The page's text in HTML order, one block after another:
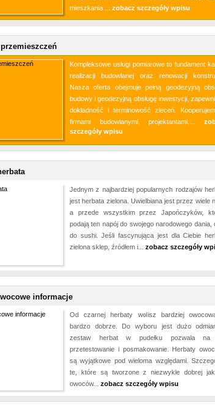
mieszkania ... zobacz szczegóły wpisu
Kompleksowe usługi pomiarowe to fundament
realizacji budowlanej oraz renowacji
Nasza oferta obejmuje pełną geodezyjną
budowy i geodezyjną obsługę inwestycji,
dokładność i terminowość zleceń.
firmami budowlanymi, projektantami,...
szczegóły wpisu
Jednym z najbardziej popularnych rodzajów
jest herbata zielona. Uwielbiana jest przez wiele
a przede wszystkim przez Japończyków,
podają ten napój do swojego narodowego dania,
do sushi. Jeśli fascynująca jest dla Ciebie
zielona sklep, źródłem i... zobacz szczegóły
informacje
Od czarnej herbaty wolisz bardziej
bardzo dobrze. Do wyboru jest dużo
zestaw herbat w pudełku pozwala na
przetestowanie i posmakowanie. Herbaty
są wyjątkowe pod wieloma względami.
te, które są tworzone z niezwykle dobrej
owoców... zobacz szczegóły wpisu